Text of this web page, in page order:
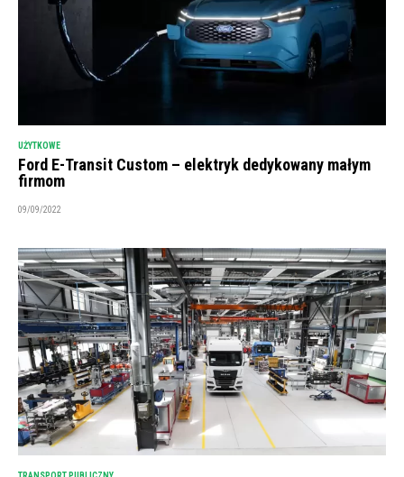
UŻYTKOWE
Ford E-Transit Custom – elektryk dedykowany małym
firmom
09/09/2022